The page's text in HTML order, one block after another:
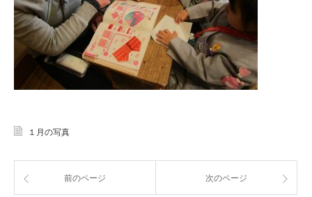
１月の写真
前のページ 次のページ